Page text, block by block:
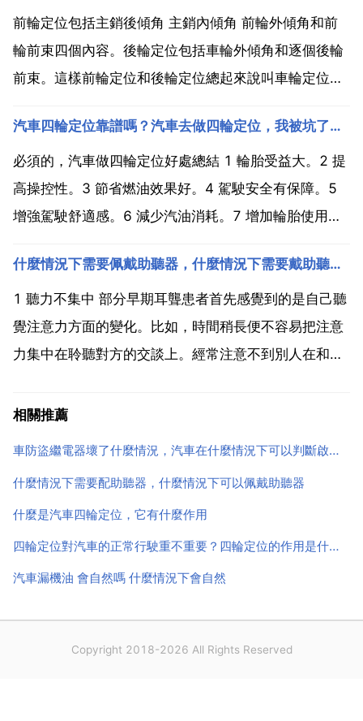
前輪定位包括主銷後傾角 主銷內傾角 前輪外傾角和前
輪前束四個內容。後輪定位包括車輪外傾角和逐個後輪
前束。這樣前輪定位和後輪定位總起來說叫車輪定位，
汽車保持穩定的直線行駛和轉向輕便，並減少汽車在行
駛中輪胎和轉向機件的磨損。主銷後傾角 從側面看車
輪，轉向主...
汽車四輪定位靠譜嗎？汽車去做四輪定位，我被坑了嗎？
必須的，汽車做四輪定位好處總結 1 輪胎受益大。2 提
高操控性。3 節省燃油效果好。4 駕駛安全有保障。5
增強駕駛舒適感。6 減少汽油消耗。7 增加輪胎使用壽
磨損。10 增強行駛安全。四輪定位對汽車的正常行駛
起著十分重要的作用，廣大車友切不可忽視...
什麼情況下需要佩戴助聽器，什麼情況下需要戴助聽器呢？
1 聽力不集中 部分早期耳聾患者首先感覺到的是自己聽
覺注意力方面的變化。比如，時間稍長便不容易把注意
力集中在聆聽對方的交談上。經常注意不到別人在和自
到的聲音不夠大，因此經常將手攏在耳後，以增大接收
相關推薦
車防盜繼電器壞了什麼情況，汽車在什麼情況下可以判斷啟動繼電器壞了
什麼情況下需要配助聽器，什麼情況下可以佩戴助聽器
什麼是汽車四輪定位，它有什麼作用
四輪定位對汽車的正常行駛重不重要？四輪定位的作用是什麼？
汽車漏機油 會自然嗎 什麼情況下會自然
Copyright 2018-2026 All Rights Reserved